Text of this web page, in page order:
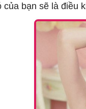
của bạn sẽ là điều